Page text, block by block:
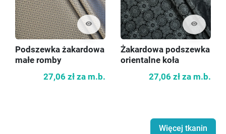
visibility
Podszewka żakardowa
małe romby
27,06 zł za m.b.
visibility
Żakardowa podszewka
orientalne koła
27,06 zł za m.b.
Więcej tkanin